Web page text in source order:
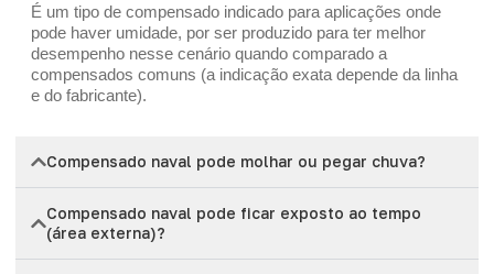
É um tipo de compensado indicado para aplicações onde
pode haver umidade, por ser produzido para ter melhor
desempenho nesse cenário quando comparado a
compensados comuns (a indicação exata depende da linha
e do fabricante).
Compensado naval pode molhar ou pegar chuva?
Compensado naval pode ficar exposto ao tempo
(área externa)?